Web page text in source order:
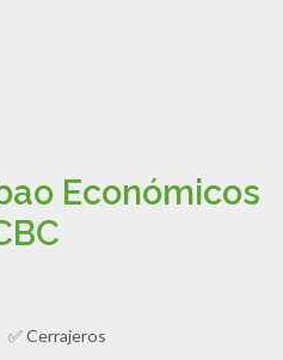
Económicos
✅ Cerrajeros